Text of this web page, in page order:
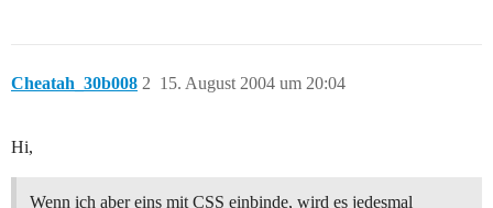
Cheatah_30b008 15. August 2004 um 20:04
2
Hi,
Wenn ich aber eins mit CSS einbinde, wird es jedesmal